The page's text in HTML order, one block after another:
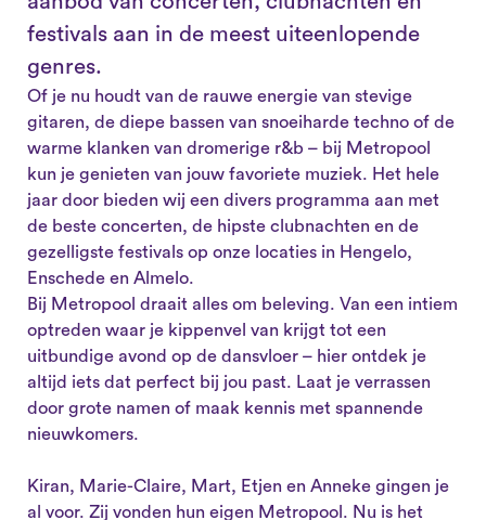
festivals aan in de meest uiteenlopende
genres.
Of je nu houdt van de rauwe energie van stevige
gitaren, de diepe bassen van snoeiharde techno of de
warme klanken van dromerige r&b – bij Metropool
kun je genieten van jouw favoriete muziek. Het hele
jaar door bieden wij een divers programma aan met
de beste concerten, de hipste clubnachten en de
gezelligste festivals op onze locaties in Hengelo,
Enschede en Almelo.
Bij Metropool draait alles om beleving. Van een intiem
optreden waar je kippenvel van krijgt tot een
uitbundige avond op de dansvloer – hier ontdek je
altijd iets dat perfect bij jou past. Laat je verrassen
door grote namen of maak kennis met spannende
nieuwkomers.
Kiran, Marie-Claire, Mart, Etjen en Anneke gingen je
al voor. Zij vonden hun eigen Metropool. Nu is het